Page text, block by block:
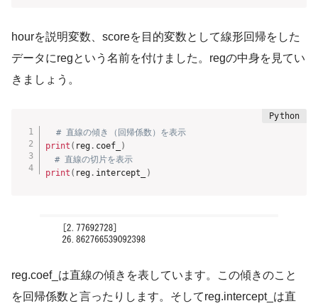
hourを説明変数、scoreを目的変数として線形回帰をした
データにregという名前を付けました。regの中身を見てい
きましょう。
# 直線の傾き（回帰係数）を表示
print ( reg . coef_
)
# 直線の切片を表示
print ( reg . intercept_ )
reg.coef_は直線の傾きを表しています。この傾きのこと
を回帰係数と言ったりします。そしてreg.intercept_は直